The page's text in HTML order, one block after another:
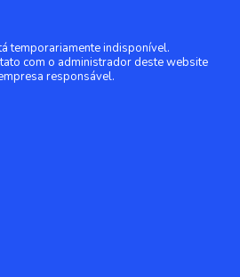
temporariamente indisponível.
com o administrador deste website
responsável.